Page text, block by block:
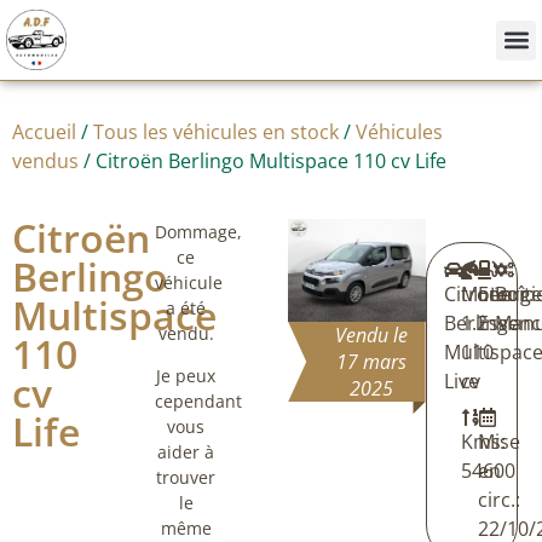
Accueil /Tous les véhicules en stock/Véhicules
vendus / Citroën Berlingo Multispace 110 cv Life
Citroën
Berlingo
Multispace
110
cv
Life
Dommage,
ce
véhicule
a été
vendu.
Je peux
cependant
vous
aider à
trouver
le
même
Vendu le
17 mars
2025
Citroën
Berlingo
Multispace
Live
Moteur:
1.2
110
cv
Kms:
54600
Mise
en
circ.:
22/10/